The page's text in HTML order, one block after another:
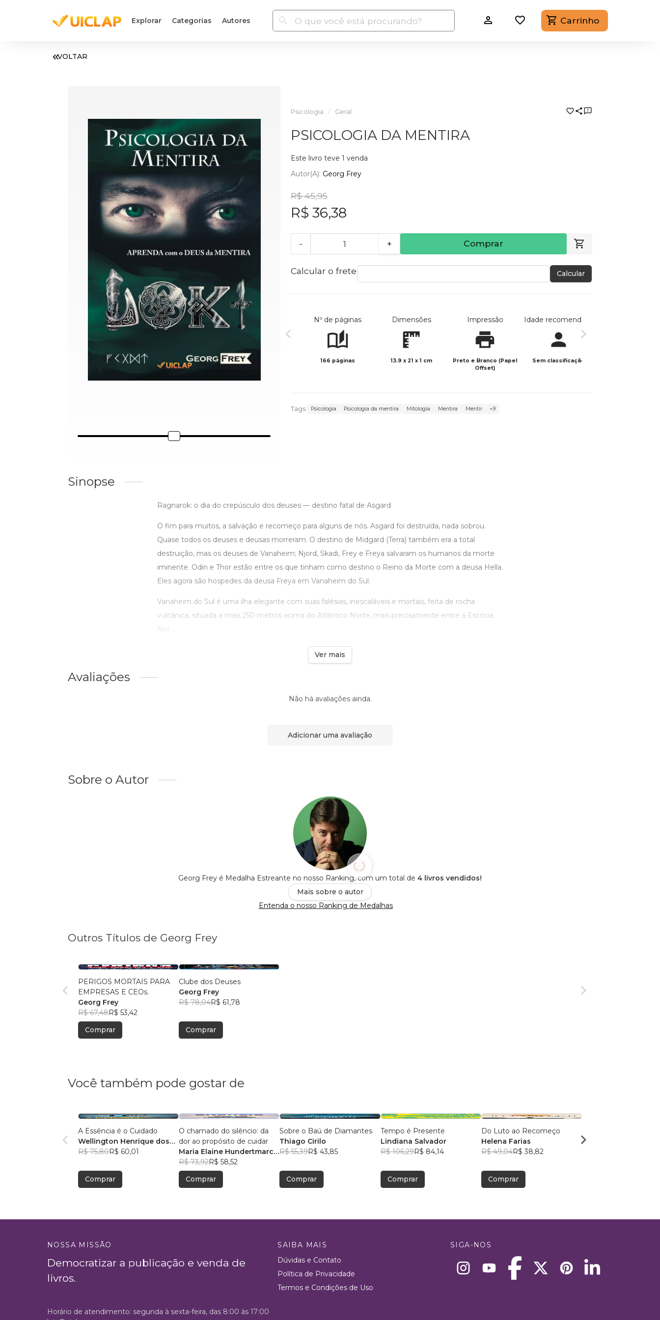
Explorar Categorias Autores Carrinho
VOLTAR
Psicologia Geral
PSICOLOGIA DA MENTIRA
Este livro teve 1 venda
Autor(a): Georg Frey
R$ 45,95
R$ 36,38
- + Comprar
Calcular o frete Calcular
Nº de páginas
166 páginas
Dimensões
13.9 x 21 x 1 cm
Impressão
Preto e Branco (Papel
Offset)
Idade recomendada
Sem classificação
Tags: Psicologia Psicologia da mentira Mitologia Mentira Mentir +9
Sinopse
Ragnarok: o dia do crepúsculo dos deuses — destino fatal de Asgard
O fim para muitos, a salvação e recomeço para alguns de nós. Asgard foi destruída, nada sobrou.
Quase todos os deuses e deusas morreram. O destino de Midgard (Terra) também era a total
destruição, mas os deuses de Vanaheim; Njord, Skadi, Frey e Freya salvaram os humanos da morte
iminente. Odin e Thor estão entre os que tinham como destino o Reino da Morte com a deusa Hella.
Eles agora são hospedes da deusa Freya em Vanaheim do Sul.
Vanaheim do Sul é uma ilha elegante com suas falésias, inescaláveis e mortais, feita de rocha
vulcânica, situada a mais 250 metros acima do Atlântico Norte, mais precisamente entre a Escócia,
Nor ...
Ver mais
Avaliações
Não há avaliações ainda.
Adicionar uma avaliação
Sobre o Autor
Georg Frey é Medalha Estreante no nosso Ranking, com um total de 4 livros vendidos!
Mais sobre o autor
Entenda o nosso Ranking de Medalhas
Outros Títulos de Georg Frey
PERIGOS MORTAIS PARA
EMPRESAS E CEOs.
Georg Frey
R$ 67,48R$ 53,42
Comprar
Clube dos Deuses
Georg Frey
R$ 78,04R$ 61,78
Comprar
Você também pode gostar de
A Essência é o Cuidado
Wellington Henrique dos
Santos
R$ 75,80R$ 60,01
Comprar
O chamado do silêncio: da
dor ao propósito de cuidar
Maria Elaine Hundertmarck
Cavalheiro
R$ 73,92R$ 58,52
Comprar
Sobre o Baú de Diamantes
Thiago Cirilo
R$ 55,39R$ 43,85
Comprar
Tempo é Presente
Lindiana Salvador
R$ 106,29R$ 84,14
Comprar
Do Luto ao Recomeço
Helena Farias
R$ 49,04R$ 38,82
Comprar
Lya Bueno
NOSSA MISSÃO
Democratizar a publicação e venda de
livros.
SAIBA MAIS
Dúvidas e Contato
Política de Privacidade
Termos e Condições de Uso
SIGA-NOS
Horário de atendimento: segunda à sexta-feira, das 8:00 às 17:00